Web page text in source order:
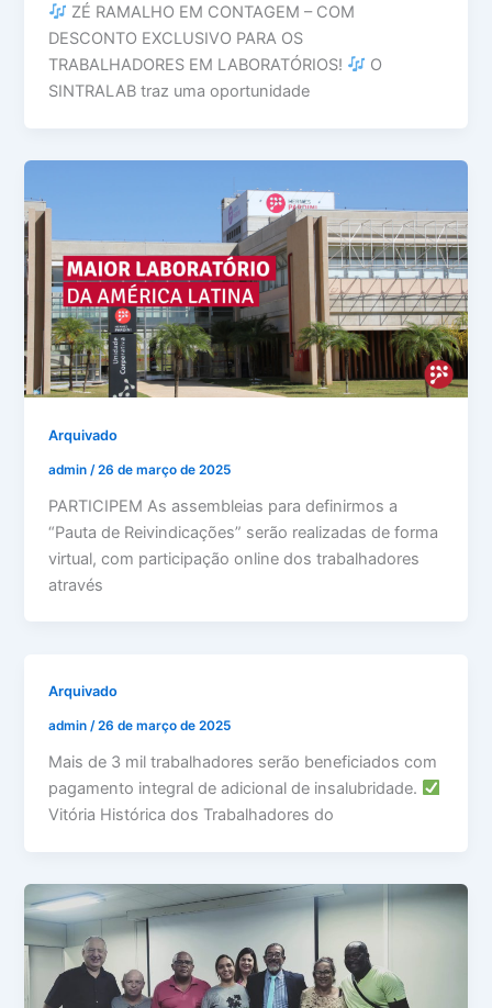
ZÉ RAMALHO EM CONTAGEM – COM
DESCONTO EXCLUSIVO PARA OS
TRABALHADORES EM LABORATÓRIOS!
O
SINTRALAB traz uma oportunidade
Arquivado
admin /26 de março de 2025
PARTICIPEM As assembleias para definirmos a
“Pauta de Reivindicações” serão realizadas de forma
virtual, com participação online dos trabalhadores
através
Arquivado
admin/26 de março de 2025
Mais de 3 mil trabalhadores serão beneficiados com
pagamento integral de adicional de insalubridade.
Vitória Histórica dos Trabalhadores do